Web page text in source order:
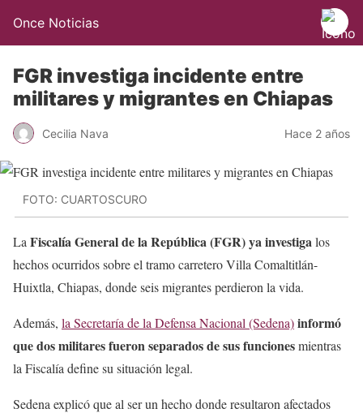
Once Noticias
FGR investiga incidente entre
militares y migrantes en Chiapas
Cecilia Nava Hace 2 años
FOTO: CUARTOSCURO
La Fiscalía General de la República (FGR) ya investigalos
hechos ocurridos sobre el tramo carretero Villa Comaltitlán-
Huixtla, Chiapas, donde seis migrantes perdieron la vida.
Además, la Secretaría de la Defensa Nacional (Sedena)informó
que dos militares fueron separados de sus funcionesmientras
la Fiscalía define su situación legal.
Sedena explicó que al ser un hecho donde resultaron afectados